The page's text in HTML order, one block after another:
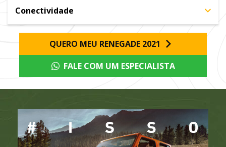
Conectividade
QUERO MEU RENEGADE 2021
FALE COM UM ESPECIALISTA